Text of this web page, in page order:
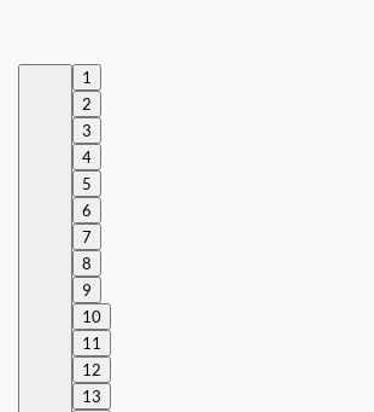
1
2
3
4
5
6
7
8
9
10
11
12
13